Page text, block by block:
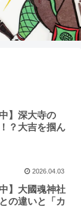
】深大寺の
？大吉を掴ん
2026.04.03
】大國魂神社
の違いと「カ